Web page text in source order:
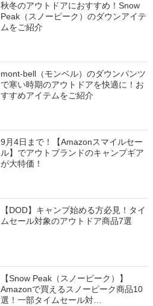
秋冬のアウトドアにおすすめ！Snow
Peak（スノーピーク）のダウンアイテ
ムをご紹介
mont-bell（モンベル）のダウンパンツ
で寒い時期のアウトドアを快適に！お
すすめアイテムをご紹介
9月4日まで！【Amazonスマイルセー
ル】でアウトブランドのキャンプギア
が大特価！
【DOD】キャンプ始める方必見！タイ
ムセール対象のアウトドア商品7選
【Snow Peak（スノーピーク）】
Amazonで買えるスノーピーク商品10
選！一部タイムセール対…